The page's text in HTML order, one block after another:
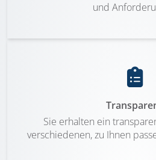
und
Sie erhalten ein
verschiedenen, zu Ihnen